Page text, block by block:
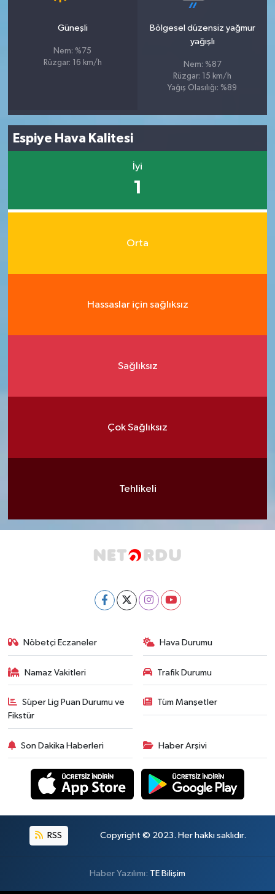
Güneşli
Nem: %75
Rüzgar: 16 km/h
Bölgesel düzensiz yağmur
yağışlı
Nem: %87
Rüzgar: 15 km/h
Yağış Olasılığı: %89
Espiye Hava Kalitesi
İyi
1
Orta
Hassaslar için sağlıksız
Sağlıksız
Çok Sağlıksız
Tehlikeli
Nöbetçi Eczaneler Hava Durumu
Namaz Vakitleri Trafik Durumu
Süper Lig Puan Durumu ve
Fikstür
Tüm Manşetler
Son Dakika Haberleri Haber Arşivi
RSS Copyright © 2023. Her hakkı saklıdır.
Haber Yazılımı: TE Bilişim